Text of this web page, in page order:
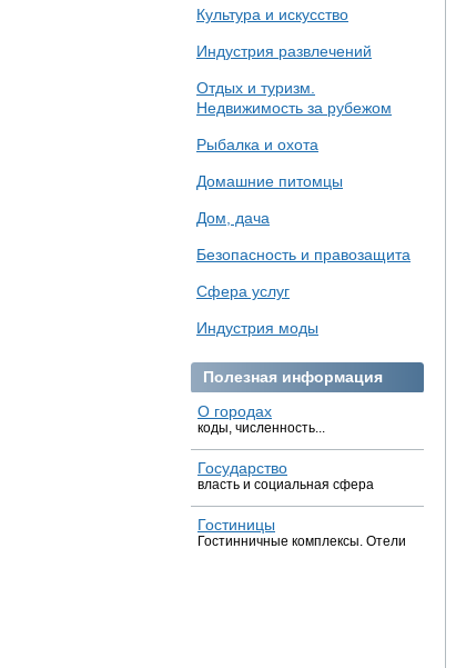
Культура и искусство
Индустрия развлечений
Отдых и туризм.
Недвижимость за рубежом
Рыбалка и охота
Домашние питомцы
Дом, дача
Безопасность и правозащита
Сфера услуг
Индустрия моды
Полезная информация
О городах
коды, численность...
Государство
власть и социальная сфера
Гостиницы
Гостинничные комплексы. Отели